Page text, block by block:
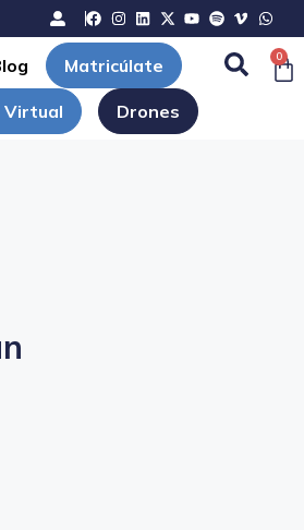
Matricúlate
Virtual Drones
0